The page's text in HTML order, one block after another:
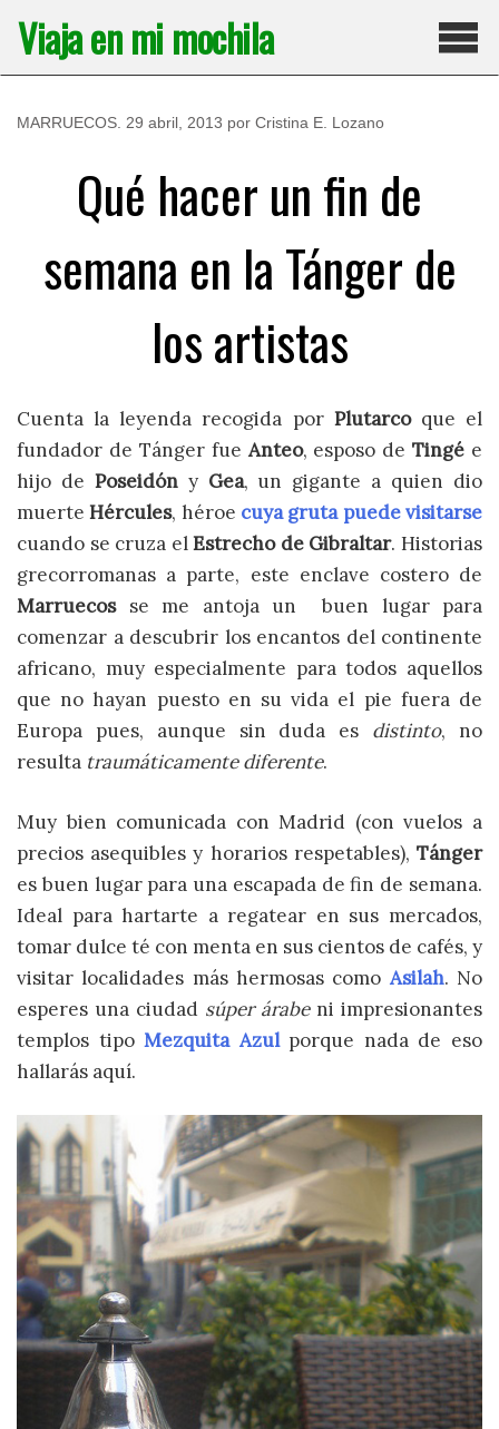
contenido
Viaja en mi mochila
MARRUECOS 29 abril, 2013 por Cristina E. Lozano
Qué hacer un fin de
semana en la Tánger de
los artistas
Cuenta la leyenda recogida por Plutarcoque el
fundador de Tánger fue Anteo, esposo deTingé e
hijo de Poseidóny Gea, un gigante a quien dio
muerteHércules, héroe cuya gruta puede visitarse
cuando se cruza elEstrecho de Gibraltar. Historias
grecorromanas a parte, este enclave costero de
Marruecosse me antoja un buen lugar para
comenzar a descubrir los encantos del continente
africano, muy especialmente para todos aquellos
que no hayan puesto en su vida el pie fuera de
Europa pues, aunque sin duda es distinto, no
resulta traumáticamente diferente.
Muy bien comunicada con Madrid (con vuelos a
precios asequibles y horarios respetables), Tánger
es buen lugar para una escapada de fin de semana.
Ideal para hartarte a regatear en sus mercados,
tomar dulce té con menta en sus cientos de cafés, y
visitar localidades más hermosas como Asilah. No
esperes una ciudad súper árabeni impresionantes
templos tipoMezquita Azul porque nada de eso
hallarás aquí.